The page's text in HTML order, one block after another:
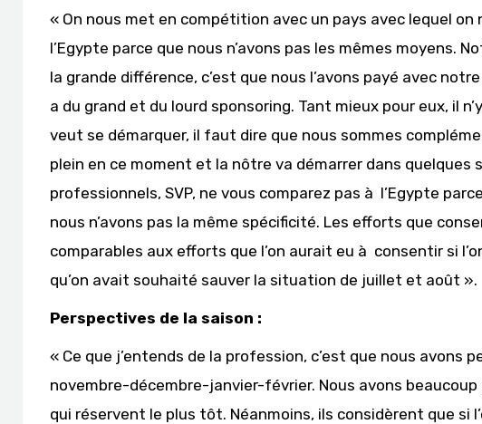
« On nous met en compétition avec un pays avec lequel
l’Egypte parce que nous n’avons pas les mêmes moyens.
la grande différence, c’est que nous l’avons payé avec
a du grand et du lourd sponsoring. Tant mieux pour eux, il
veut se démarquer, il faut dire que nous sommes
plein en ce moment et la nôtre va démarrer dans quelques
professionnels, SVP, ne vous comparez pas à l’Egypte
nous n’avons pas la même spécificité. Les efforts que
comparables aux efforts que l’on aurait eu à consentir si
qu’on avait souhaité sauver la situation de juillet et août ».
Perspectives de la saison :
« Ce que j’entends de la profession, c’est que nous avons
novembre-décembre-janvier-février. Nous avons
qui réservent le plus tôt. Néanmoins, ils considèrent que si